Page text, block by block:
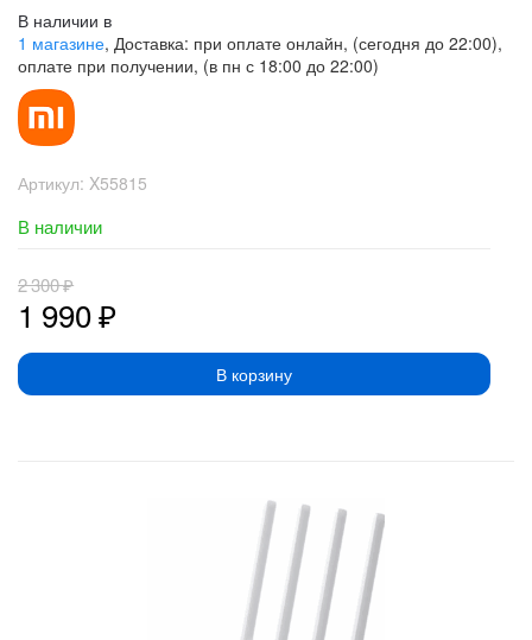
В наличии в
1 магазине, Доставка: при оплате онлайн, (сегодня до 22:00),
оплате при получении, (в пн с 18:00 до 22:00)
Артикул: X55815
В наличии
1 990₽
2 300₽
В корзину